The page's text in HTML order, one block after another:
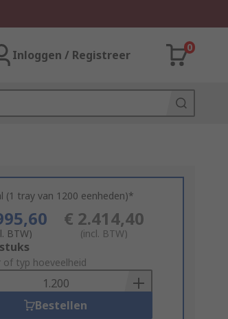
Inloggen / Registreer
0
(1 tray van 1200 eenheden)*
BTW)
€ 2.414,40
(incl. BTW)
of typ hoeveelheid
Bestellen